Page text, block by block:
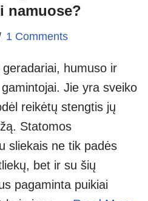
namuose?
1 Comments
humuso ir
Jie yra sveiko
reikėtų stengtis jų
Statomos
sliekais ne tik padės
bet ir su šių
pagaminta puikiai